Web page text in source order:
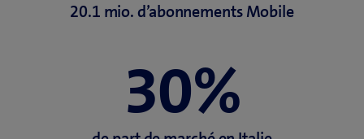
e
20.1 mio. d’abonnements Mobile
30%